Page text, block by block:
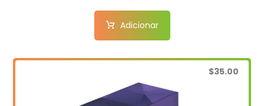
Adicionar
$35.00